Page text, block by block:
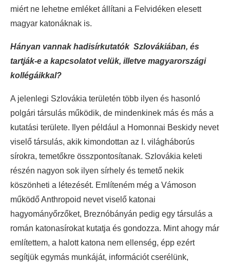
miért ne lehetne emléket állítani a Felvidéken elesett
magyar katonáknak is.
Hányan vannak hadisírkutatók Szlovákiában, és
tartják-e a kapcsolatot velük, illetve magyarországi
kollégáikkal?
A jelenlegi Szlovákia területén több ilyen és hasonló
polgári társulás működik, de mindenkinek más és más a
kutatási területe. Ilyen például a Homonnai Beskidy nevet
viselő társulás, akik kimondottan az I. világháborús
sírokra, temetőkre összpontosítanak. Szlovákia keleti
részén nagyon sok ilyen sírhely és temető nekik
köszönheti a létezését. Említeném még a Vámoson
működő Anthropoid nevet viselő katonai
hagyományőrzőket, Breznóbányán pedig egy társulás a
román katonasírokat kutatja és gondozza. Mint ahogy már
említettem, a halott katona nem ellenség, épp ezért
segítjük egymás munkáját, információt cserélünk,